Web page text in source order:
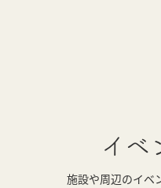
イベ
施設や周辺のイベ